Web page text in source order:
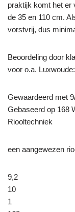
praktijk komt het er
de 35 en 110 cm.
vorstvrij, dus
Beoordeling door
voor o.a. Luxwoude:
Gewaardeerd met
Gebaseerd op 168
Riooltechniek
een aangewezen
9,2
10
1